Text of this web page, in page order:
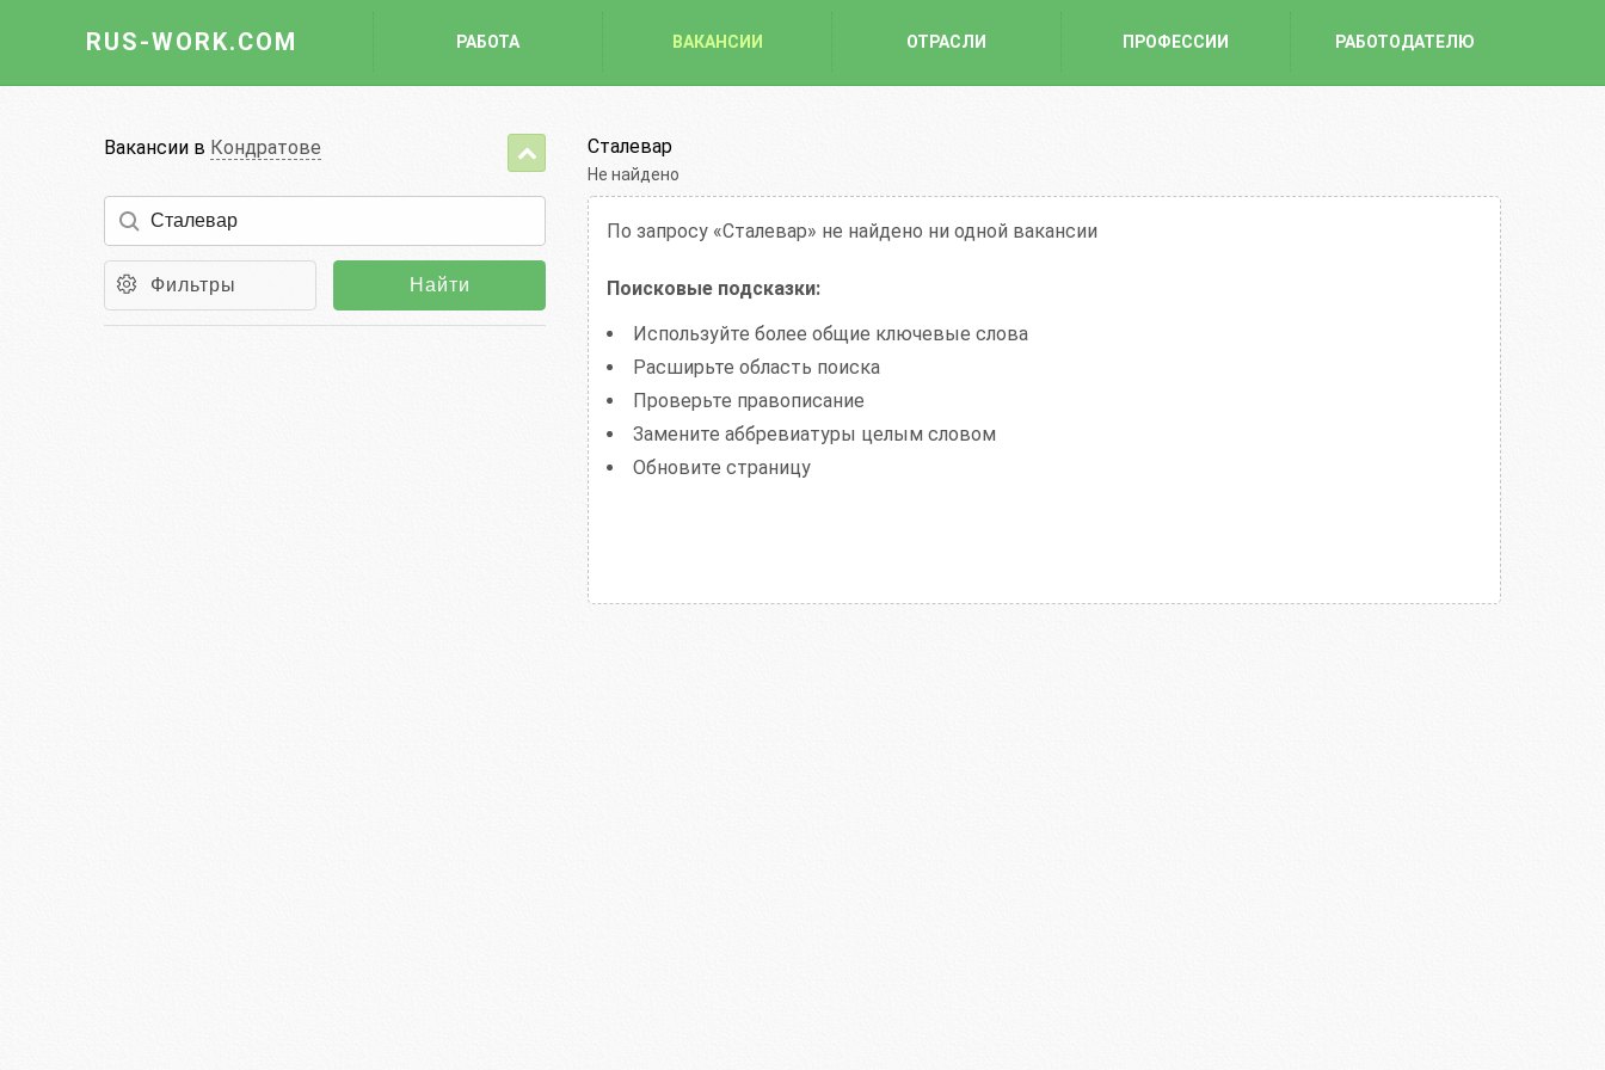
RUS-WORK.COM РАБОТА ВАКАНСИИ ОТРАСЛИ ПРОФЕССИИ РАБОТОДАТЕЛЮ
Профессии
Вакансии в Кондратове
Фильтры Найти
Сталевар
Не найдено
По запросу «Сталевар» не найдено ни одной вакансии
Поисковые подсказки:
Используйте более общие ключевые слова
Расширьте область поиска
Проверьте правописание
Замените аббревиатуры целым словом
Обновите страницу